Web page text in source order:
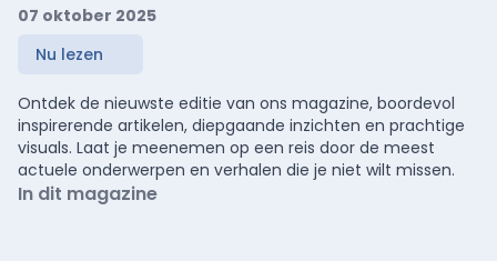
07 oktober 2025
Nu lezen
Ontdek de nieuwste editie van ons magazine, boordevol
inspirerende artikelen, diepgaande inzichten en prachtige
visuals. Laat je meenemen op een reis door de meest
actuele onderwerpen en verhalen die je niet wilt missen.
In dit magazine